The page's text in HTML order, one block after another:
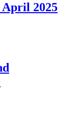
April 2025